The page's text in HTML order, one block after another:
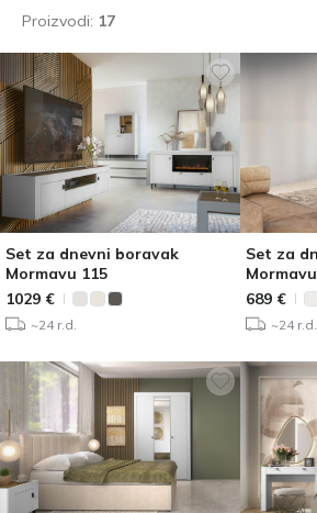
Proizvodi: 17
Set za dnevni boravak
Mormavu 115
1029 €
~24 r.d.
Set za
689 €
~24 r.d.